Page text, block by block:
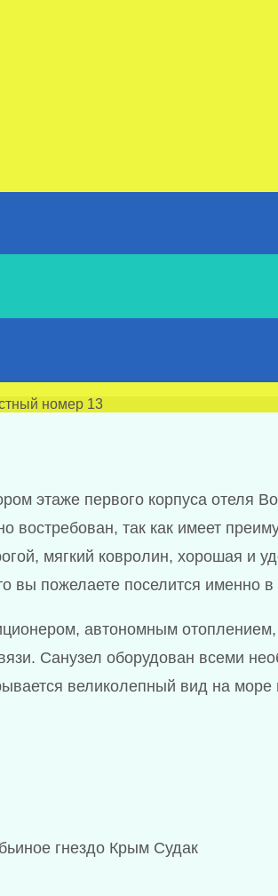
номер 13
этаже первого корпуса отеля
так как имеет
мягкий ковролин, хорошая и
вы пожелаете поселится именно в
автономным
Санузел оборудован всеми
великолепный вид на